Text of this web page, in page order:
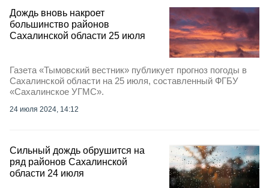
Дождь вновь накроет
большинство районов
Сахалинской области 25 июля
Газета «Тымовский вестник» публикует прогноз погоды в
Сахалинской области на 25 июля, составленный ФГБУ
«Сахалинское УГМС».
24 июля 2024, 14:12
Сильный дождь обрушится на
ряд районов Сахалинской
области 24 июля